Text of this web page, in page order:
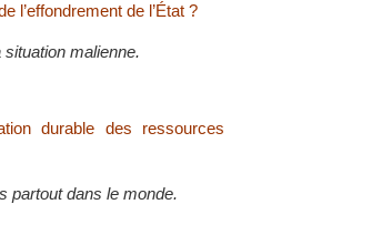
l’effondrement de l’État ?
malienne.
durable des ressources
partout dans le monde.